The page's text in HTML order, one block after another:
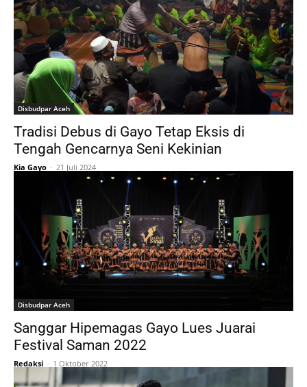
Disbudpar Aceh
Tradisi Debus di Gayo Tetap Eksis di
Tengah Gencarnya Seni Kekinian
Kia Gayo - 21 Juli 2024
Disbudpar Aceh
Sanggar Hipemagas Gayo Lues Juarai
Festival Saman 2022
Redaksi - 1 Oktober 2022